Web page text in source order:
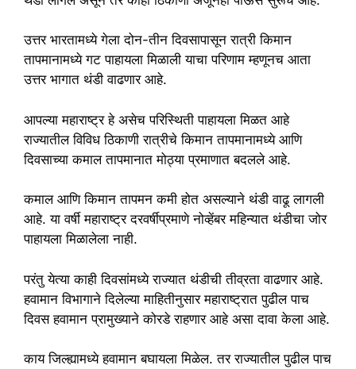
उत्तर भारतामध्ये गेला दोन-तीन दिवसापासून रात्री किमान
तापमानामध्ये गट पाहायला मिळाली याचा परिणाम म्हणूनच आता
उत्तर भागात थंडी वाढणार आहे.
आपल्या महाराष्ट्र हे असेच परिस्थिती पाहायला मिळत आहे
राज्यातील विविध ठिकाणी रात्रीचे किमान तापमानामध्ये आणि
दिवसाच्या कमाल तापमानात मोठ्या प्रमाणात बदलले आहे.
कमाल आणि किमान तापमन कमी होत असल्याने थंडी वाढू लागली
आहे. या वर्षी महाराष्ट्र दरवर्षीप्रमाणे नोव्हेंबर महिन्यात थंडीचा जोर
पाहायला मिळालेला नाही.
परंतु येत्या काही दिवसांमध्ये राज्यात थंडीची तीव्रता वाढणार आहे.
हवामान विभागाने दिलेल्या माहितीनुसार महाराष्ट्रात पुढील पाच
दिवस हवामान प्रामुख्याने कोरडे राहणार आहे असा दावा केला आहे.
काय जिल्ह्यामध्ये हवामान बघायला मिळेल. तर राज्यातील पुढील पाच